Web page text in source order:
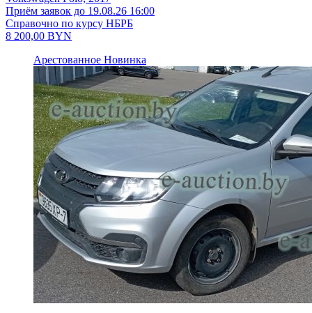
Приём заявок до 19.08.26 16:00
Справочно по курсу НБРБ
8 200,00 BYN
Арестованное Новинка